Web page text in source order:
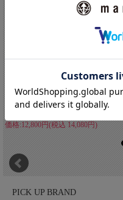
先の未来を想像し、新しい
世界観はそのままに、国内
オリティの製品を打ち出し
展開しています。
LAOTOUR ロートル 麻100％ リ...
価格:12,800円(税込 14,080円)
PICK UP BRAND